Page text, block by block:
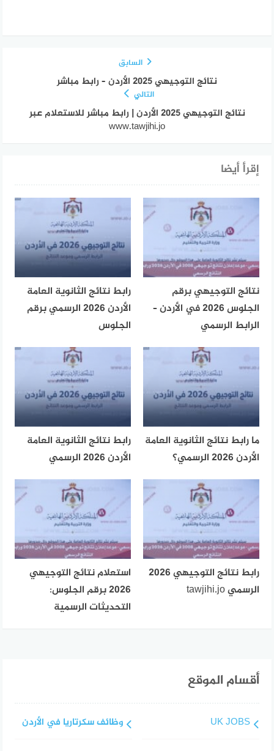
السابق
نتائج التوجيهي 2025 الأردن – رابط مباشر
التالي
نتائج التوجيهي 2025 الأردن | رابط مباشر للاستعلام عبر
www.tawjihi.jo
إقرأ أيضا
نتائج التوجيهي برقم
الجلوس 2026 في الأردن –
الرابط الرسمي
رابط نتائج الثانوية العامة
الأردن 2026 الرسمي برقم
الجلوس
ما رابط نتائج الثانوية العامة
الأردن 2026 الرسمي؟
رابط نتائج الثانوية العامة
الأردن 2026 الرسمي
رابط نتائج التوجيهي 2026
الرسمي tawjihi.jo
استعلام نتائج التوجيهي
2026 برقم الجلوس:
التحديثات الرسمية
أقسام الموقع
UK JOBS وظائف سكرتاريا في الأردن